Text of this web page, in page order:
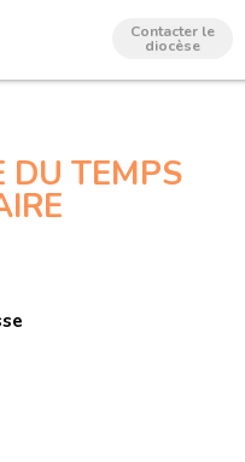
Contacter le
diocèse
DU TEMPS